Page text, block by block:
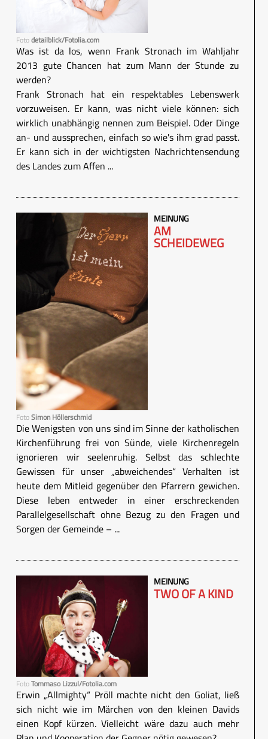
Fotodetailblick/Fotolia.com
Was ist da los, wenn Frank Stronach im Wahljahr
2013 gute Chancen hat zum Mann der Stunde zu
werden?
Frank Stronach hat ein respektables Lebenswerk
vorzuweisen. Er kann, was nicht viele können: sich
wirklich unabhängig nennen zum Beispiel. Oder Dinge
an- und aussprechen, einfach so wie's ihm grad passt.
Er kann sich in der wichtigsten Nachrichtensendung
des Landes zum Affen ...
FotoSimon Höllerschmid
MEINUNG
AM
SCHEIDEWEG
Die Wenigsten von uns sind im Sinne der katholischen
Kirchenführung frei von Sünde, viele Kirchenregeln
ignorieren wir seelenruhig. Selbst das schlechte
Gewissen für unser „abweichendes“ Verhalten ist
heute dem Mitleid gegenüber den Pfarrern gewichen.
Diese leben entweder in einer erschreckenden
Parallelgesellschaft ohne Bezug zu den Fragen und
Sorgen der Gemeinde – ...
FotoTommaso Lizzul/Fotolia.com
MEINUNG
TWO OF A KIND
Erwin „Allmighty“ Pröll machte nicht den Goliat, ließ
sich nicht wie im Märchen von den kleinen Davids
einen Kopf kürzen. Vielleicht wäre dazu auch mehr